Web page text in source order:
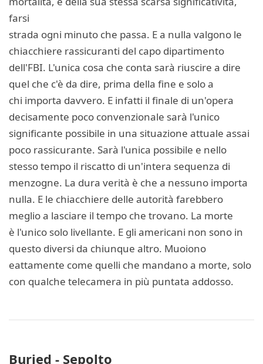
farsi
strada ogni minuto che passa. E a nulla valgono le
chiacchiere rassicuranti del capo dipartimento
dell'FBI. L'unica cosa che conta sarà riuscire a dire
quel che c'è da dire, prima della fine e solo a
chi importa davvero. E infatti il finale di un'opera
decisamente poco convenzionale sarà l'unico
significante possibile in una situazione attuale assai
poco rassicurante. Sarà l'unica possibile e nello
stesso tempo il riscatto di un'intera sequenza di
menzogne. La dura verità è che a nessuno importa
nulla. E le chiacchiere delle autorità farebbero
meglio a lasciare il tempo che trovano. La morte
è l'unico solo livellante. E gli americani non sono in
questo diversi da chiunque altro. Muoiono
eattamente come quelli che mandano a morte, solo
con qualche telecamera in più puntata addosso.
Buried - Sepolto